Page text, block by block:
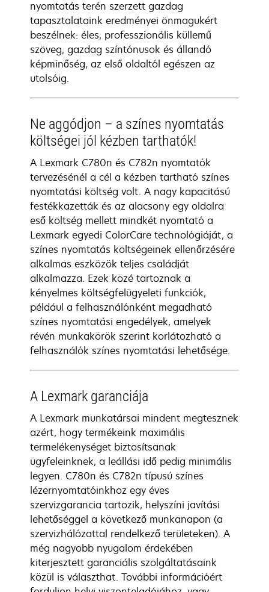
nyomtatás terén szerzett gazdag
tapasztalataink eredményei önmagukért
beszélnek: éles, professzionális küllemű
szöveg, gazdag színtónusok és állandó
képminőség, az első oldaltól egészen az
utolsóig.
Ne aggódjon – a színes nyomtatás
költségei jól kézben tarthatók!
A Lexmark C780n és C782n nyomtatók
tervezésénél a cél a kézben tartható színes
nyomtatási költség volt. A nagy kapacitású
festékkazetták és az alacsony egy oldalra
eső költség mellett mindkét nyomtató a
Lexmark egyedi ColorCare technológiáját, a
színes nyomtatás költségeinek ellenőrzésére
alkalmas eszközök teljes családját
alkalmazza. Ezek közé tartoznak a
kényelmes költségfelügyeleti funkciók,
például a felhasználónként megadható
színes nyomtatási engedélyek, amelyek
révén munkakörök szerint korlátozható a
felhasználók színes nyomtatási lehetősége.
A Lexmark garanciája
A Lexmark munkatársai mindent megtesznek
azért, hogy termékeink maximális
termelékenységet biztosítsanak
ügyfeleinknek, a leállási idő pedig minimális
legyen. C780n és C782n típusú színes
lézernyomtatóinkhoz egy éves
szervizgarancia tartozik, helyszíni javítási
lehetőséggel a következő munkanapon (a
szervizhálózattal rendelkező területeken). A
még nagyobb nyugalom érdekében
kiterjesztett garanciális szolgáltatásaink
közül is választhat. További információért